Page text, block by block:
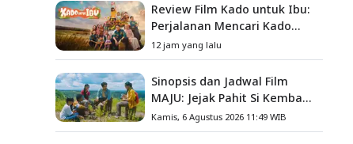
Review Film Kado untuk Ibu:
Perjalanan Mencari Kado
yang Mengajarkan Arti
Keluarga
12 jam yang lalu
Sinopsis dan Jadwal Film
MAJU: Jejak Pahit Si Kembang
Gula, Misteri Hilangnya
Bagas di Lokasi Jambore
Kamis, 6 Agustus 2026 11:49 WIB